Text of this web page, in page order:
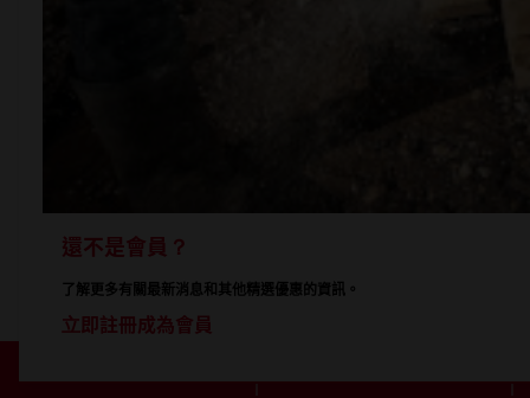
還不是會員？
了解更多有關最新消息和其他精選優惠的資訊。
立即註冊成為會員